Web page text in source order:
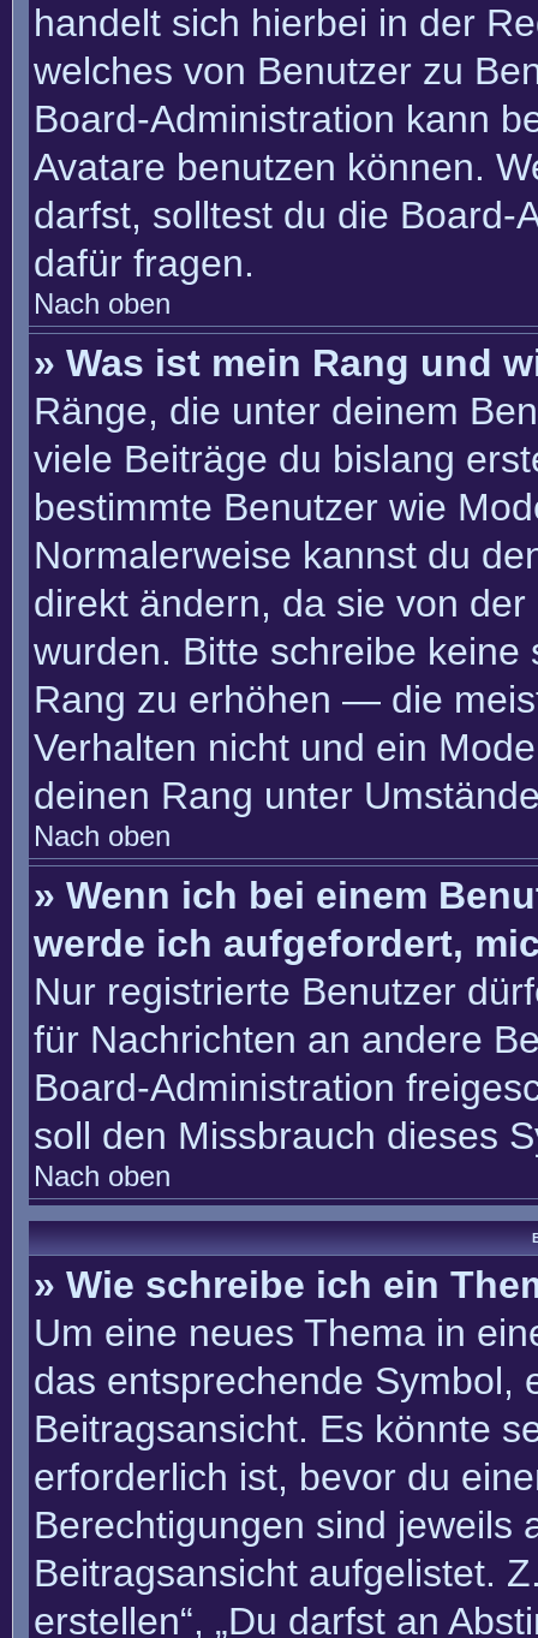
handelt sich hierbei in der
welches von Benutzer zu
Board-Administration kann
Avatare benutzen können.
darfst, solltest du die Board-
dafür fragen.
Nach oben
» Was ist mein Rang und
Ränge, die unter deinem
viele Beiträge du bislang
bestimmte Benutzer wie
Normalerweise kannst du
direkt ändern, da sie von
wurden. Bitte schreibe
Rang zu erhöhen — die
Verhalten nicht und ein
deinen Rang unter
Nach oben
» Wenn ich bei einem
werde ich aufgefordert,
Nur registrierte Benutzer
für Nachrichten an andere
Board-Administration
soll den Missbrauch dieses
Nach oben
» Wie schreibe ich ein
Um eine neues Thema in
das entsprechende Symbol,
Beitragsansicht. Es könnte
erforderlich ist, bevor du
Berechtigungen sind jeweils
Beitragsansicht aufgelistet.
erstellen“, „Du darfst an